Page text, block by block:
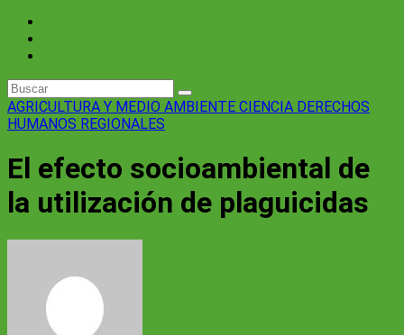
AGRICULTURA Y MEDIO AMBIENTE CIENCIA DERECHOS
HUMANOS REGIONALES
El efecto socioambiental de
la utilización de plaguicidas